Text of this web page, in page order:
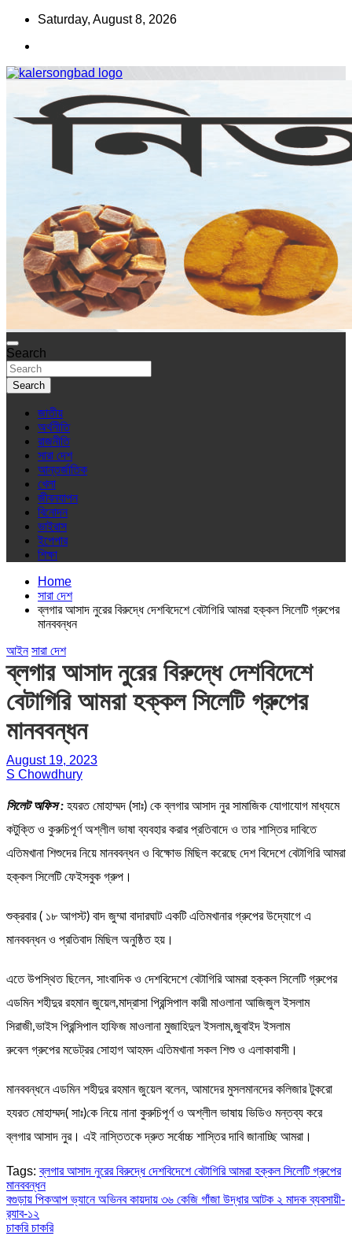
Skip
content
Saturday, August 8, 2026
কালের সংবাদ
www.kalersongbad.com
Search
Search
জাতীয়
অর্থনীতি
রাজনীতি
সারা দেশ
আন্তর্জাতিক
খেলা
জীবনযাপন
বিনোদন
ভাইরাস
ইপেপার
শিক্ষা
Home
সারা দেশ
ব্লগার আসাদ নুরের বিরুদ্ধে দেশবিদেশে বেটাগিরি আমরা হক্কল সিলেটি গ্রুপের
মানববন্ধন
আইন সারা দেশ
ব্লগার আসাদ নুরের বিরুদ্ধে দেশবিদেশে
বেটাগিরি আমরা হক্কল সিলেটি গ্রুপের
মানববন্ধন
August 19, 2023
S Chowdhury
সিলেট অফিস : হযরত মোহাম্মদ (সাঃ) কে ব্লগার আসাদ নুর সামাজিক যোগাযোগ মাধ্যমে
কটুক্তি ও কুরুচিপূর্ণ অশ্লীল ভাষা ব্যবহার করার প্রতিবাদে ও তার শাস্তির দাবিতে
এতিমখানা শিশুদের নিয়ে মানববন্ধন ও বিক্ষোভ মিছিল করেছে দেশ বিদেশে বেটাগিরি আমরা
হক্কল সিলেটি ফেইসবুক গ্রুপ।
শুক্রবার ( ১৮ আগস্ট) বাদ জুম্মা বাদারঘাট একটি এতিমখানার গ্রুপের উদ্যােগে এ
মানববন্ধন ও প্রতিবাদ মিছিল অনুষ্ঠিত হয়।
এতে উপস্থিত ছিলেন, সাংবাদিক ও দেশবিদেশে বেটাগিরি আমরা হক্কল সিলেটি গ্রুপের
এডমিন শহীদুর রহমান জুয়েল,মাদ্রাসা প্রিন্সিপাল কারী মাওলানা আজিজুল ইসলাম
সিরাজী,ভাইস প্রিন্সিপাল হাফিজ মাওলানা মুজাহিদুল ইসলাম,জুবাইদ ইসলাম
রুবেল গ্রুপের মডেট্রর সোহাগ আহমদ এতিমখানা সকল শিশু ও এলাকাবাসী।
মানববন্ধনে এডমিন শহীদুর রহমান জুয়েল বলেন, আমাদের মুসলমানদের কলিজার টুকরো
হযরত মোহাম্মদ( সাঃ)কে নিয়ে নানা কুরুচিপূর্ণ ও অশ্লীল ভাষায় ভিডিও মন্তব্য করে
ব্লগার আসাদ নুর। এই নাস্তিতকে দ্রুত সর্বোচ্চ শাস্তির দাবি জানাচ্ছি আমরা।
Tags: ব্লগার আসাদ নুরের বিরুদ্ধে দেশবিদেশে বেটাগিরি আমরা হক্কল সিলেটি গ্রুপের
মানববন্ধন
Post
navigation
বগুড়ায় পিকআপ ভ্যানে অভিনব কায়দায় ৩৬ কেজি গাঁজা উদ্ধার আটক ২ মাদক ব্যবসায়ী-
র‍্যাব-১২
চাকরি চাকরি